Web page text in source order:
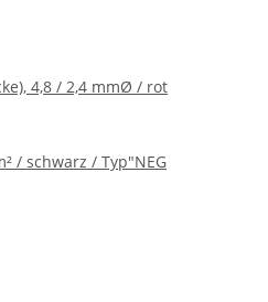
4,8 / 2,4 mmØ / rot